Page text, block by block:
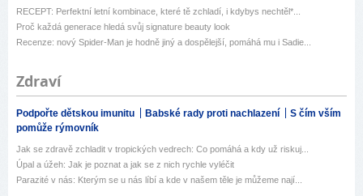
RECEPT: Perfektní letní kombinace, které tě zchladí, i kdybys nechtěl*...
Proč každá generace hledá svůj signature beauty look
Recenze: nový Spider-Man je hodně jiný a dospělejší, pomáhá mu i Sadie...
Zdraví
Podpořte dětskou imunitu Babské rady proti nachlazení
S čím vším
pomůže rýmovník
Jak se zdravě zchladit v tropických vedrech: Co pomáhá a kdy už riskuj...
Úpal a úžeh: Jak je poznat a jak se z nich rychle vyléčit
Parazité v nás: Kterým se u nás líbí a kde v našem těle je můžeme nají...